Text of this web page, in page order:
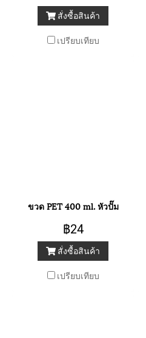
สั่งซื้อสินค้า
เปรียบเทียบ
ขวด PET 400 ml. หัวปั๊ม
฿24
สั่งซื้อสินค้า
เปรียบเทียบ